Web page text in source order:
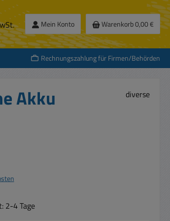
Mein Konto Warenkorb0,00 €
Rechnungszahlung für Firmen/Behörden
Akku diverse
2-4 Tage